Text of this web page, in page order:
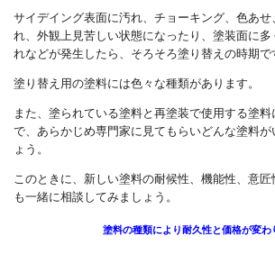
サイデイング表面に汚れ、チョーキング、色あ
れ、外観上見苦しい状態になったり、塗装面に
れなどが発生したら、そろそろ塗り替えの時期で
塗り替え用の塗料には色々な種類があります。
また、塗られている塗料と再塗装で使用する塗
で、あらかじめ専門家に見てもらいどんな塗料
ょう。
このときに、新しい塗料の耐候性、機能性、意
も一緒に相談してみましょう。
塗料の種類により耐久性と価格が変わ